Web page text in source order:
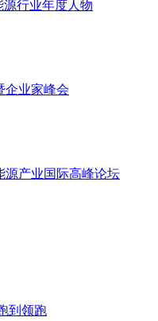
源行业年度人物
企业家峰会
源产业国际高峰论坛
到领跑